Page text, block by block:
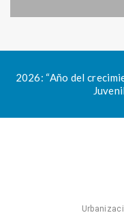
2026: “Año del